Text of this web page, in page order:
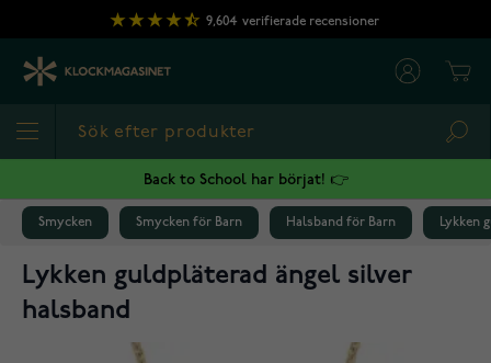
Hoppa till innehållet
9,604 verifierade recensioner
Back to School har börjat! 👉
Smycken Smycken för Barn Halsband för Barn Lykken
Lykken guldpläterad ängel silver
halsband